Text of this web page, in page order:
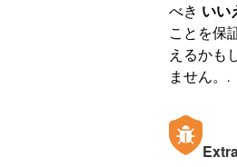
べき いい
ことを保
えるかも
ません。.